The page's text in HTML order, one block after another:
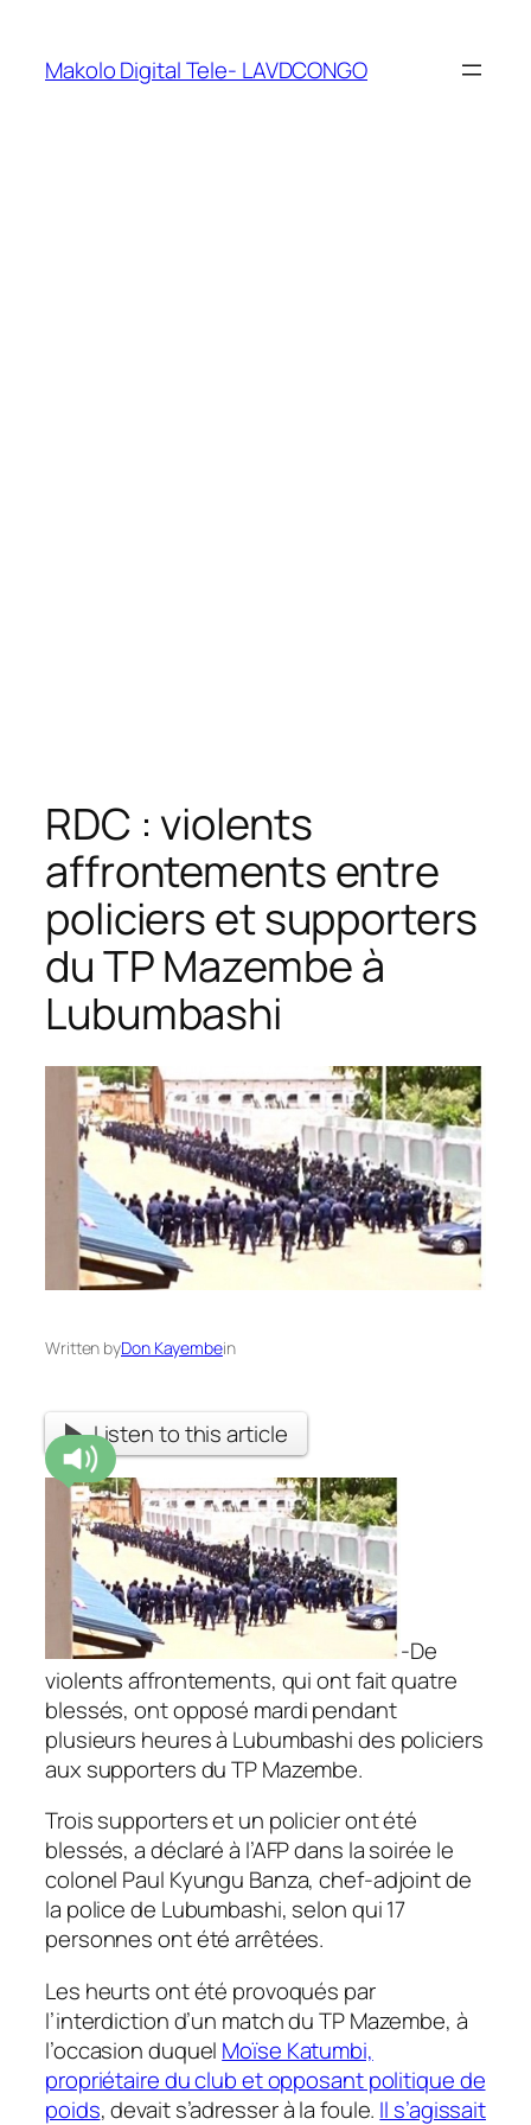
Makolo Digital Tele- LAVDCONGO
RDC : violents
affrontements entre
policiers et supporters
du TP Mazembe à
Lubumbashi
Written byDon Kayembein
Listen to this article
-De
violents affrontements, qui ont fait quatre
blessés, ont opposé mardi pendant
plusieurs heures à Lubumbashi des policiers
aux supporters du TP Mazembe.
Trois supporters et un policier ont été
blessés, a déclaré à l’AFP dans la soirée le
colonel Paul Kyungu Banza, chef-adjoint de
la police de Lubumbashi, selon qui 17
personnes ont été arrêtées.
Les heurts ont été provoqués par
l’interdiction d’un match du TP Mazembe, à
l’occasion duquel Moïse Katumbi,
propriétaire du club et opposant politique de
poids, devait s’adresser à la foule. Il s’agissait